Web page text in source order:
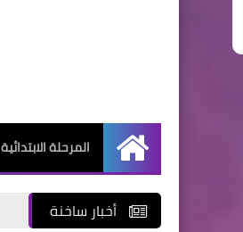
الرئيسية
المرحلة الابتدائية
أخبار ساخنة